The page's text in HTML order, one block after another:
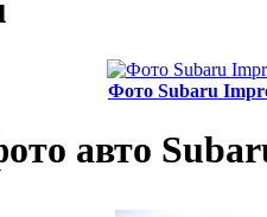
Фото Subaru
авто